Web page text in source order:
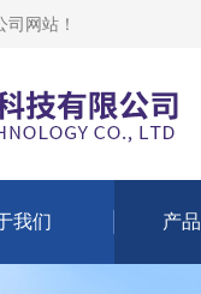
司网站 ！
我们 产